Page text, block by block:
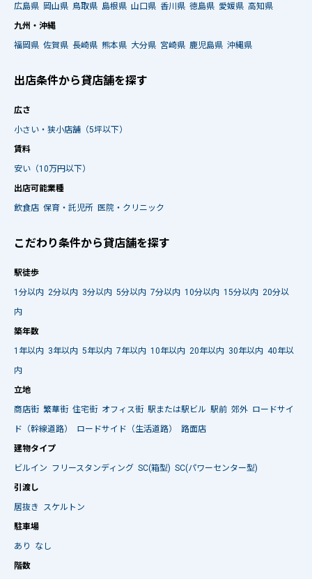
広島県 岡山県 鳥取県 島根県 山口県 香川県 徳島県 愛媛県 高知県
九州・沖縄
福岡県 佐賀県 長崎県 熊本県 大分県 宮崎県 鹿児島県 沖縄県
出店条件から貸店舗を探す
広さ
小さい・狭小店舗（5坪以下）
賃料
安い（10万円以下）
出店可能業種
飲食店 保育・託児所 医院・クリニック
こだわり条件から貸店舗を探す
駅徒歩
1分以内 2分以内 3分以内 5分以内 7分以内 10分以内 15分以内 20分以
内
築年数
1年以内 3年以内 5年以内 7年以内 10年以内 20年以内 30年以内 40年以
内
立地
商店街 繁華街 住宅街 オフィス街 駅または駅ビル 駅前 郊外 ロードサイ
ド（幹線道路）
ロードサイド（生活道路）
路面店
建物タイプ
ビルイン フリースタンディング SC(箱型) SC(パワーセンター型)
引渡し
居抜き
スケルトン
駐車場
あり
なし
階数